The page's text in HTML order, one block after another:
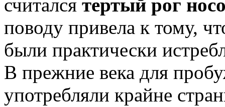
считался тертый рог
поводу привела к тому,
были практически
В прежние века для
употребляли крайне